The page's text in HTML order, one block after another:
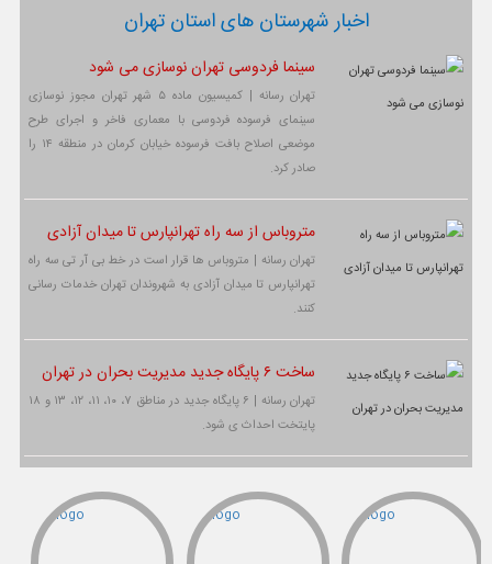
اخبار شهرستان های استان تهران
سینما فردوسی تهران نوسازی می شود
تهران رسانه | کمیسیون ماده ۵ شهر تهران مجوز نوسازی
سینمای فرسوده فردوسی با معماری فاخر و اجرای طرح
موضعی اصلاح بافت فرسوده خیابان کرمان در منطقه ۱۴ را
صادر کرد.
متروباس از سه راه تهرانپارس تا میدان آزادی
تهران رسانه | متروباس ها قرار است در خط بی آر تی سه راه
تهرانپارس تا میدان آزادی به شهروندان تهران خدمات رسانی
کنند.
ساخت ۶ پایگاه جدید مدیریت بحران در تهران
تهران رسانه | ۶ پایگاه جدید در مناطق ۷، ۱۰، ۱۱، ۱۲، ۱۳ و ۱۸
پایتخت احداث ی شود.